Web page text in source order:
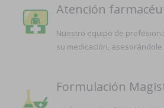
Atención
Nuestro equipo de
su medicación,
Formulación